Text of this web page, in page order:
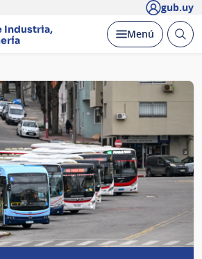
gub.uy
Industria,
Desplegar
Menú Abrir